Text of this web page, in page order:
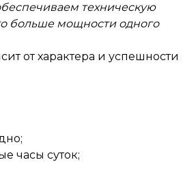
техническую
больше мощности одного
от характера и успешности
часы суток;